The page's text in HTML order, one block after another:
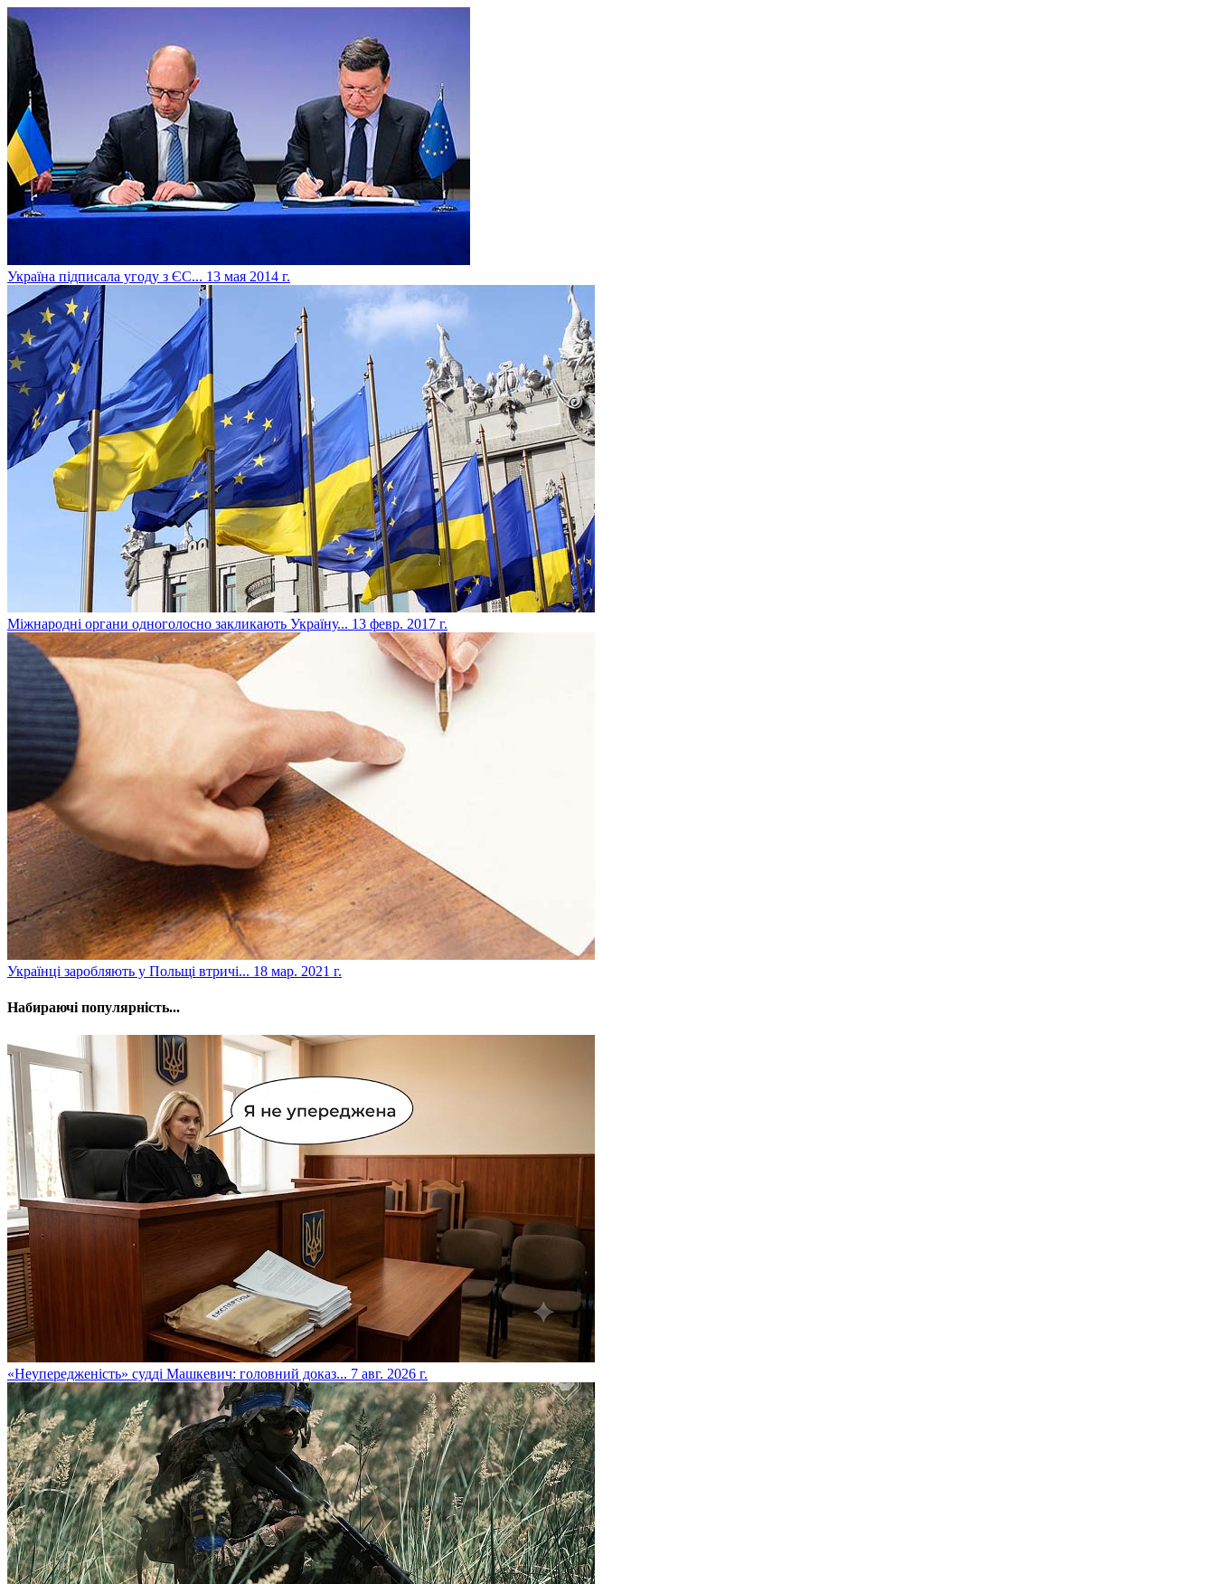
Україна підписала угоду з ЄС... 13 мая 2014 г.
​Міжнародні органи одноголосно закликають Україну... 13 февр. 2017 г.
​Українці заробляють у Польщі втричі... 18 мар. 2021 г.
Набираючі популярність...
​«Неупередженість» судді Машкевич: головний доказ... 7 авг. 2026 г.